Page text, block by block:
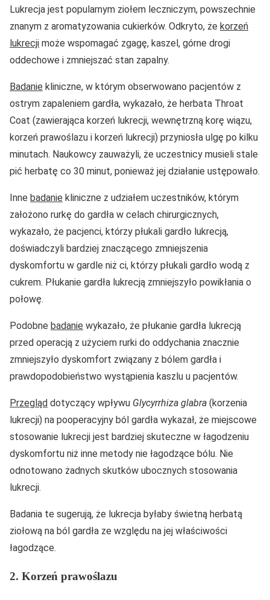
Lukrecja jest popularnym ziołem leczniczym, powszechnie
znanym z aromatyzowania cukierków. Odkryto, że korzeń
lukrecji może wspomagać zgagę, kaszel, górne drogi
oddechowe i zmniejszać stan zapalny.
Badanie kliniczne, w którym obserwowano pacjentów z
ostrym zapaleniem gardła, wykazało, że herbata Throat
Coat (zawierająca korzeń lukrecji, wewnętrzną korę wiązu,
korzeń prawoślazu i korzeń lukrecji) przyniosła ulgę po kilku
minutach. Naukowcy zauważyli, że uczestnicy musieli stale
pić herbatę co 30 minut, ponieważ jej działanie ustępowało.
Inne badanie kliniczne z udziałem uczestników, którym
założono rurkę do gardła w celach chirurgicznych,
wykazało, że pacjenci, którzy płukali gardło lukrecją,
doświadczyli bardziej znaczącego zmniejszenia
dyskomfortu w gardle niż ci, którzy płukali gardło wodą z
cukrem. Płukanie gardła lukrecją zmniejszyło powikłania o
połowę.
Podobne badanie wykazało, że płukanie gardła lukrecją
przed operacją z użyciem rurki do oddychania znacznie
zmniejszyło dyskomfort związany z bólem gardła i
prawdopodobieństwo wystąpienia kaszlu u pacjentów.
Przegląd dotyczący wpływu Glycyrrhiza glabra (korzenia
lukrecji) na pooperacyjny ból gardła wykazał, że miejscowe
stosowanie lukrecji jest bardziej skuteczne w łagodzeniu
dyskomfortu niż inne metody nie łagodzące bólu. Nie
odnotowano żadnych skutków ubocznych stosowania
lukrecji.
Badania te sugerują, że lukrecja byłaby świetną herbatą
ziołową na ból gardła ze względu na jej właściwości
łagodzące.
2. Korzeń prawoślazu